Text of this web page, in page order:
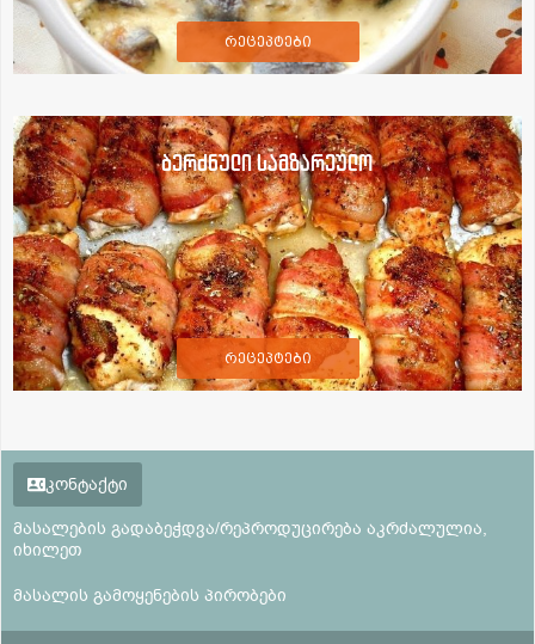
რეცეპტები
ბერძნული სამზარეულო
რეცეპტები
კონტაქტი
მასალების გადაბეჭდვა/რეპროდუცირება აკრძალულია,
იხილეთ
მასალის გამოყენების პირობები